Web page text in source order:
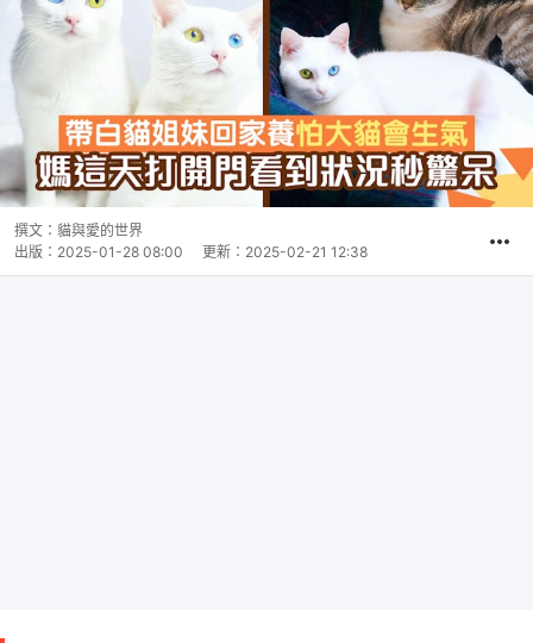
撰文： 貓與愛的世界
出版： 2025-01-28 08:00 更新： 2025-02-21 12:38